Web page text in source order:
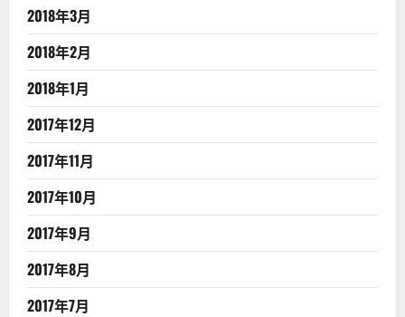
2018年3月
2018年2月
2018年1月
2017年12月
2017年11月
2017年10月
2017年9月
2017年8月
2017年7月